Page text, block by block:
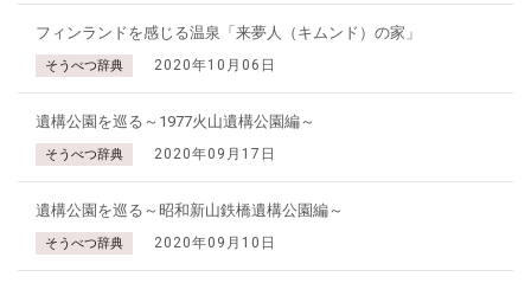
フィンランドを感じる温泉「来夢人（キムンド）の家」
そうべつ辞典 2020年10月06日
遺構公園を巡る～1977火山遺構公園編～
そうべつ辞典 2020年09月17日
遺構公園を巡る～昭和新山鉄橋遺構公園編～
そうべつ辞典 2020年09月10日